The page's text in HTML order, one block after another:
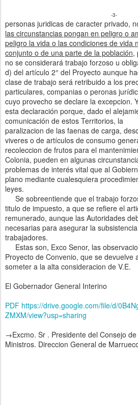
-3-
personas juridicas de caracter privado,
las circunstancias pongan en peligro o
peligro la vida o las condiciones de vida
conjunto o de una parte de la población,
no se considerará trabajo forzoso u
d) del artículo 2° del Proyecto aunque
clase de trabajo será retribuido a los
particulares, companias o peronas
cuyo provecho se declare la excepcion.
esta declaración porque, dado el
comunicación de estos Territorios, la
paralizacion de las faenas de carga,
viveres o de artículos de consumo
recoleccion de frutos para el
Colonia, pueden en algunas
problemas de interés vital que al
plano mediante cualesquiera
leyes.
Se sobreentiende que el trabajo
titulo de impuesto, a que se refiere el
remunerado, aunque las Autoridades
necesarias para asegurar la
trabajadores.
Estas son, Exco Senor, las
Proyecto de Convenio, que se devuelve
someter a la alta consideracion de V.E.
El Gobernador General Interino
PDF https://drive.google.com/file/d/
ZMXM/view?usp=sharing
→Excmo. Sr . Presidente del Consejo de
Ministros. Direccion General de